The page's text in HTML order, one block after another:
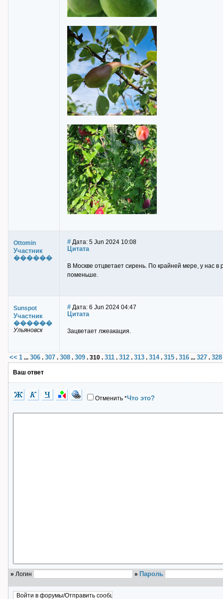
Ottomin
Участник
������
# Дата: 5 Jun 2024 10:08
Цитата
В Москве отцветает сирень. По крайней мере, у нас
поменьше.
Sunspot
Участник
������
Ульяновск
# Дата: 6 Jun 2024 04:47
Цитата
Зацветает лжеакация.
<< 1 ... 306 . 307 . 308 . 309 . 310 . 311 . 312 . 313 . 314. 315 . 316 ... 327 . 328
Ваш ответ
Отменить *Что это?
» Логин » Пароль